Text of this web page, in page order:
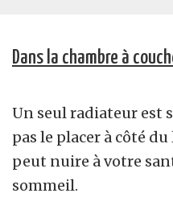
Dans la chambre à
Un seul radiateur est
pas le placer à côté
peut nuire à votre
sommeil.